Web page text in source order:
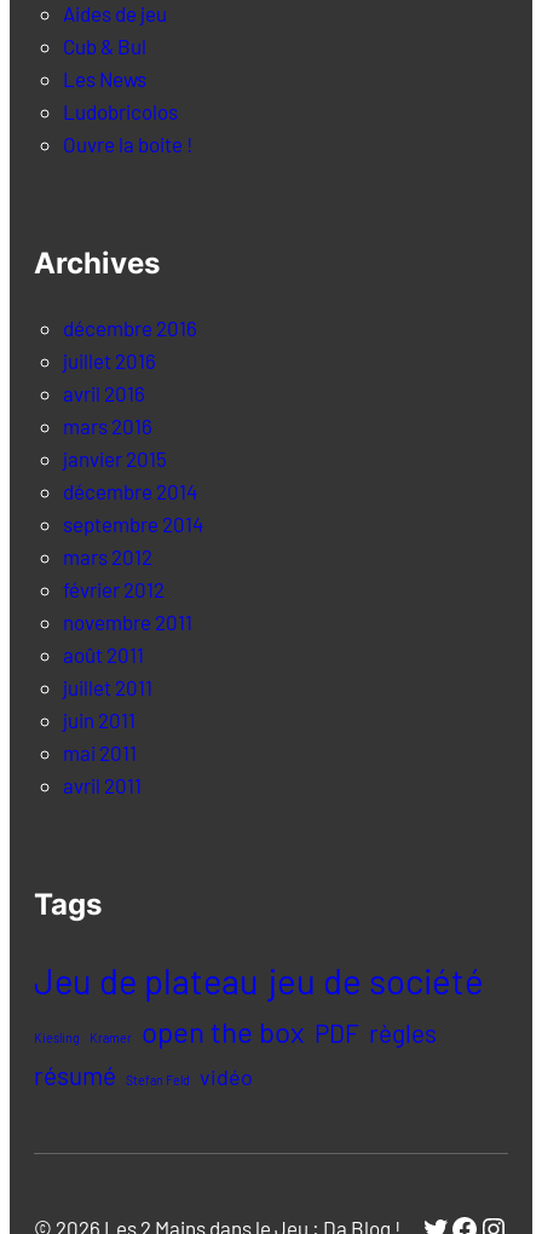
Aides de jeu
Cub & Bul
Les News
Ludobricolos
Ouvre la boite !
Archives
décembre 2016
juillet 2016
avril 2016
mars 2016
janvier 2015
décembre 2014
septembre 2014
mars 2012
février 2012
novembre 2011
août 2011
juillet 2011
juin 2011
mai 2011
avril 2011
Tags
Jeu de plateau jeu de société
Kiesling Kramer open the box PDF règles
résumé
Stefan Feld vidéo
© 2026 Les 2 Mains dans le Jeu : Da Blog ! Twitter